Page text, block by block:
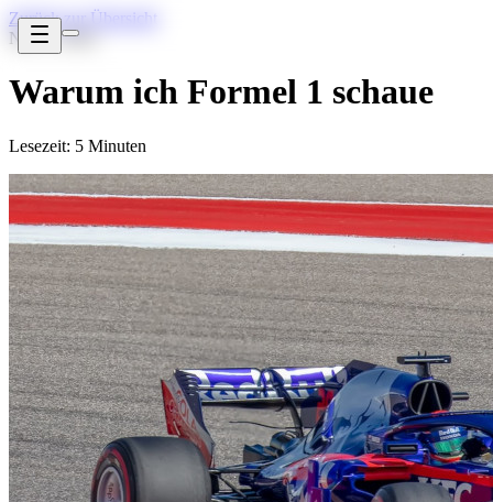
Zurück zur Übersicht
Nov 5, 2022
Warum ich Formel 1 schaue
Lesezeit: 5 Minuten